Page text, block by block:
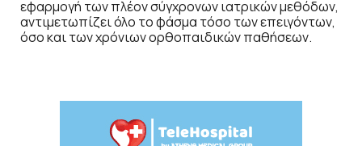
εφαρμογή των πλέον σύγχρονων ιατρικών μεθόδων,
αντιμετωπίζει όλο το φάσμα τόσο των επειγόντων,
όσο και των χρόνιων ορθοπαιδικών παθήσεων.